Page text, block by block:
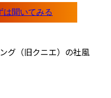
グ（旧クニエ）の社風